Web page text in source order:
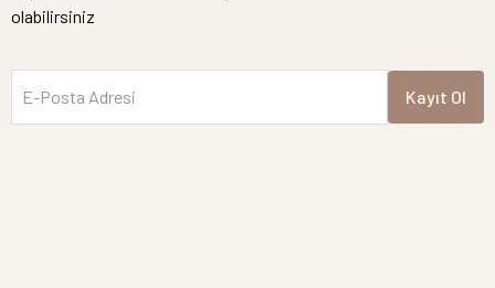
olabilirsiniz
E-Posta Adresi Kayıt Ol